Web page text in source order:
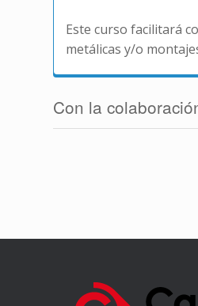
Este curso facilitará
metálicas y/o
Con la